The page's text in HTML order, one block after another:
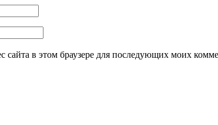
сайта в этом браузере для последующих моих